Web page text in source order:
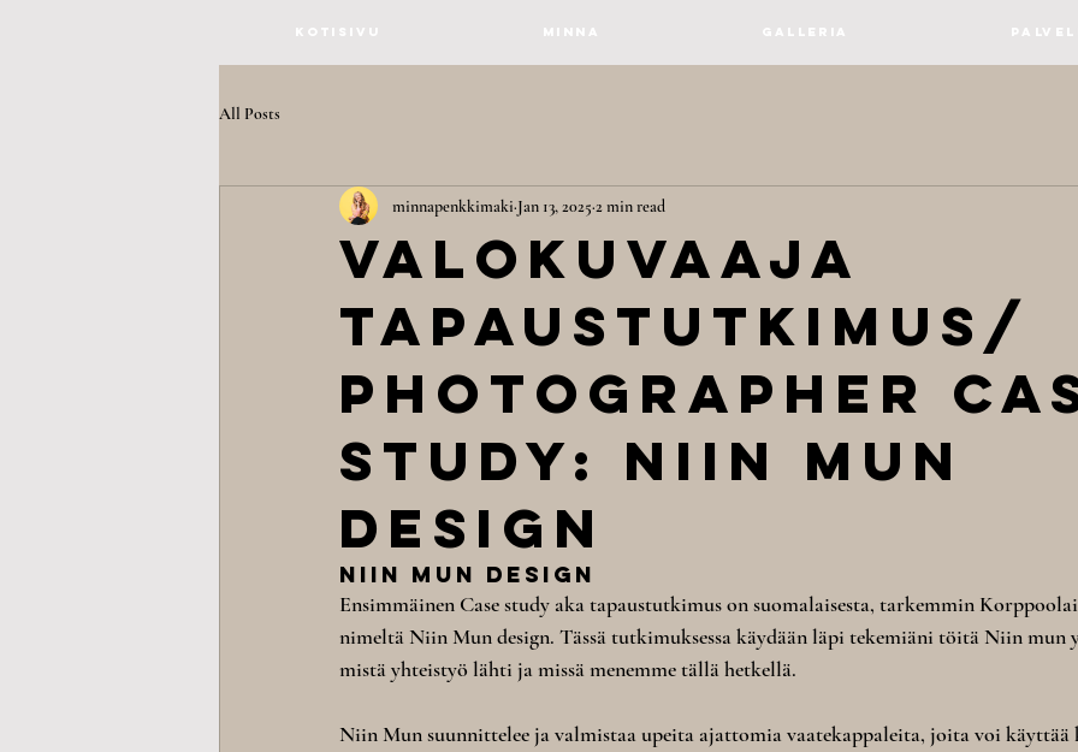
Kotisivu Minna Galleria
All Posts
Valokuvaaja
tapaustutkimus/
Photographer
Study: Niin Mun
Design
minnapenkkimaki Jan 13, 2025 2 min read
Niin Mun design
Ensimmäinen Case study aka tapaustutkimus on suomalaisesta, tarkemmin
nimeltä Niin Mun design. Tässä tutkimuksessa käydään läpi tekemiäni töitä Niin mun
mistä yhteistyö lähti ja missä menemme tällä hetkellä.
Niin Mun suunnittelee ja valmistaa upeita ajattomia vaatekappaleita, joita voi käyttää